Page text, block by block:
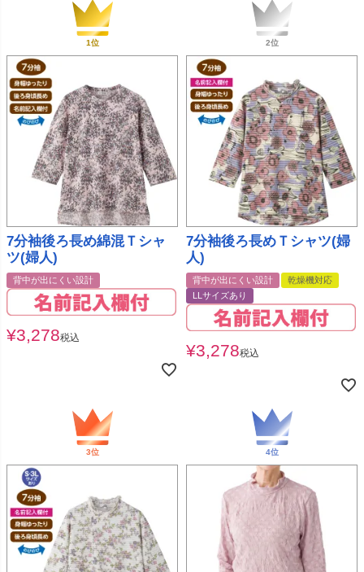
7分袖後ろ長め綿混Ｔシャ
ツ(婦人)
背中が出にくい設計
¥3,278税込
7分袖後ろ長めＴシャツ(婦
人)
背中が出にくい設計
乾燥機対応
LLサイズあり
¥3,278税込